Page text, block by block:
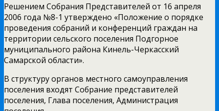
Решением Собрания Представителей от 16 апреля
2006 года №8-1 утверждено «Положение о порядке
проведения собраний и конференций граждан на
территории сельского поселения Подгорное
муниципального района Кинель-Черкасский
Самарской области».
В структуру органов местного самоуправления
поселения входят Собрание представителей
поселения, Глава поселения, Администрация